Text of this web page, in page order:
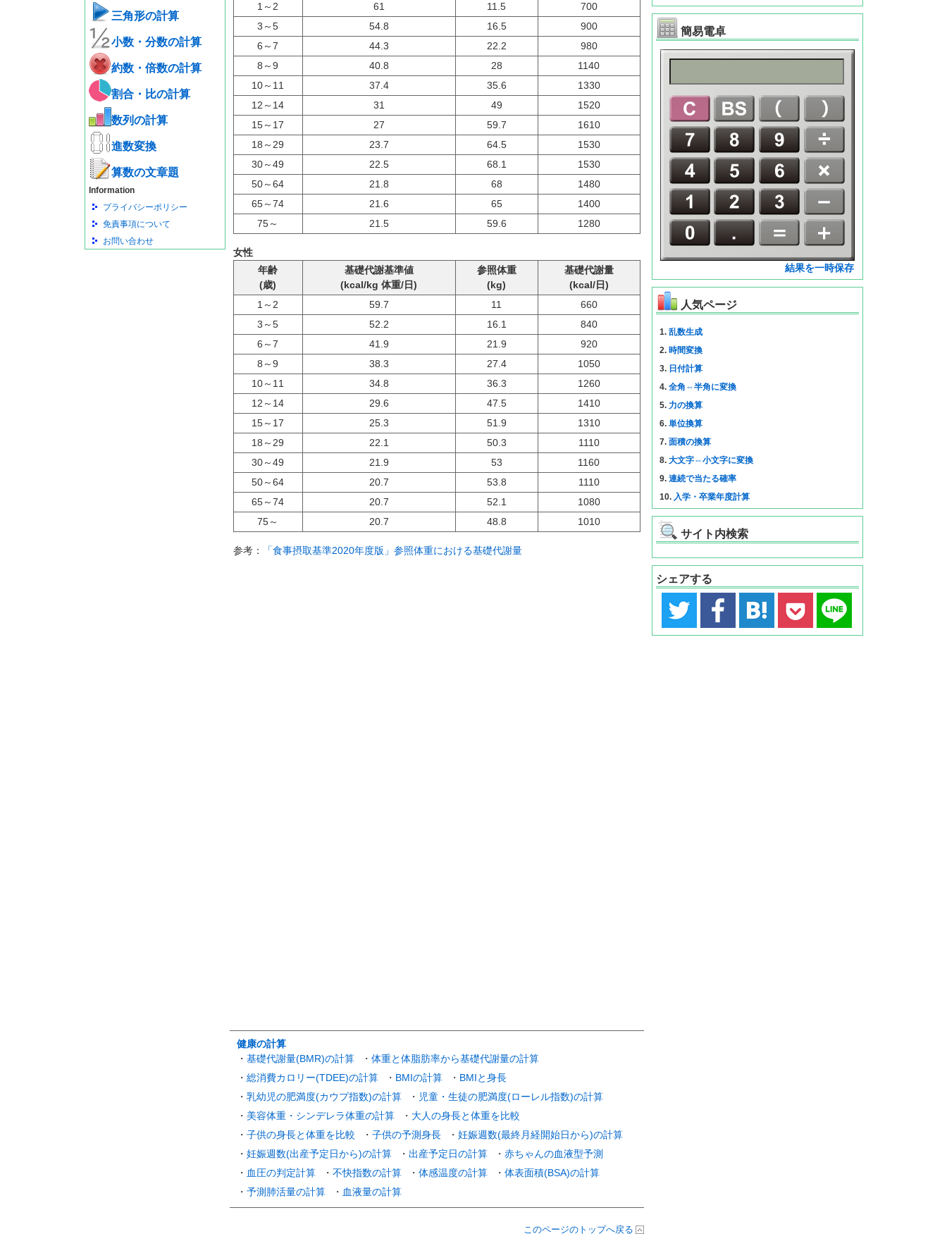
三角形の計算
小数・分数の計算
約数・倍数の計算
割合・比の計算
数列の計算
進数変換
算数の文章題
Information
プライバシーポリシー
免責事項について
お問い合わせ
1～2
61 11.5
700
3～5
54.8 16.5
900
6～7
44.3 22.2
980
8～9
40.8 28
1140
10～11
37.4 35.6
1330
12～14
31 49
1520
15～17
27 59.7
1610
18～29
23.7 64.5
1530
30～49
22.5 68.1
1530
50～64
21.8 68
1480
65～74
21.6 65
1400
75～
21.5 59.6 1280
女性
年齢
(歳)
基礎代謝基準値
(kcal/kg 体重/日)
参照体重
(kg)
基礎代謝量
(kcal/日)
1～2
59.7 11
660
3～5
52.2 16.1
840
6～7
41.9 21.9
920
8～9
38.3 27.4
1050
10～11
34.8 36.3
1260
12～14
29.6 47.5
1410
15～17
25.3 51.9
1310
18～29
22.1 50.3
1110
30～49
21.9 53
1160
50～64
20.7 53.8
1110
65～74
20.7 52.1
1080
75～
20.7 48.8 1010
参考： 「食事摂取基準2020年度版」参照体重における基礎代謝量
健康の計算
・ 基礎代謝量(BMR)の計算 ・ 体重と体脂肪率から基礎代謝量の計算
・ 総消費カロリー(TDEE)の計算 ・ BMIの計算 ・ BMIと身長
・ 乳幼児の肥満度(カウプ指数)の計算 ・ 児童・生徒の肥満度(ローレル指数)の計算
・ 美容体重・シンデレラ体重の計算 ・ 大人の身長と体重を比較
・ 子供の身長と体重を比較 ・ 子供の予測身長 ・ 妊娠週数(最終月経開始日から)の計算
・ 妊娠週数(出産予定日から)の計算 ・ 出産予定日の計算 ・ 赤ちゃんの血液型予測
・ 血圧の判定計算 ・ 不快指数の計算 ・ 体感温度の計算 ・ 体表面積(BSA)の計算
・ 予測肺活量の計算 ・ 血液量の計算
このページのトップへ戻る
簡易電卓
結果を一時保存
人気ページ
1. 乱数生成
2. 時間変換
3. 日付計算
4. 全角⇔半角に変換
5. 力の換算
6. 単位換算
7. 面積の換算
8. 大文字⇔小文字に変換
9. 連続で当たる確率
10. 入学・卒業年度計算
サイト内検索
シェアする